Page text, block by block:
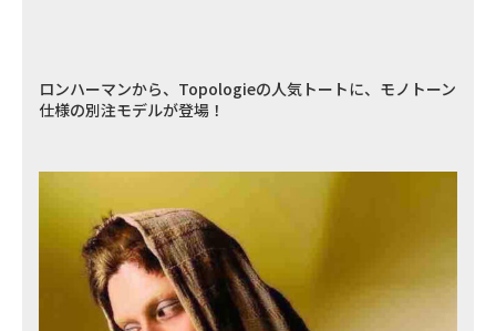
ロンハーマンから、Topologieの人気トートに、モノトーン
仕様の別注モデルが登場！